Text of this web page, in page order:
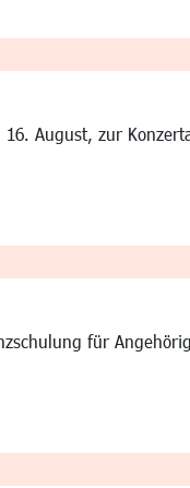
August, zur
für